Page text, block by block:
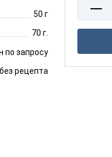
50 г
70 г.
по запросу
без рецепта